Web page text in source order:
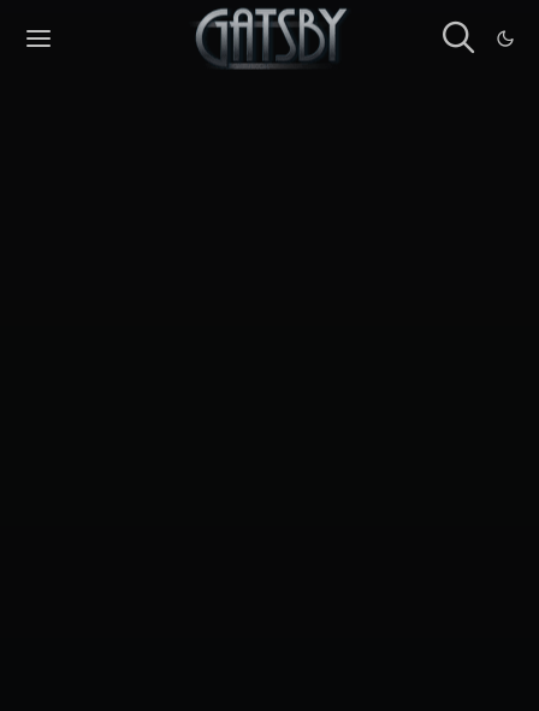
Cookies management panel